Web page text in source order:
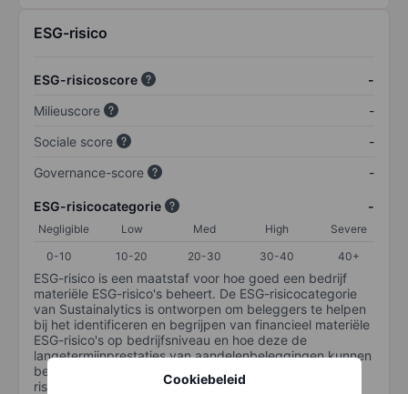
Cookiebeleid
ESG-risico
ESG-risicoscore
-
Milieuscore
-
Sociale score
-
Governance-score
-
ESG-risicocategorie -
Negligible Low Med High
Severe
0-10
10-20 20-30 30-40 40+
ESG-risico is een maatstaf voor hoe goed een bedrijf
materiële ESG-risico's beheert. De ESG-risicocategorie
van Sustainalytics is ontworpen om beleggers te helpen
bij het identificeren en begrijpen van financieel materiële
ESG-risico's op bedrijfsniveau en hoe deze de
langetermijnprestaties van aandelenbeleggingen kunnen
beïnvloeden. De schaal loopt van 0-100. Hoe lager het
risico, hoe beter (0 staat voor geen risico en 100 voor